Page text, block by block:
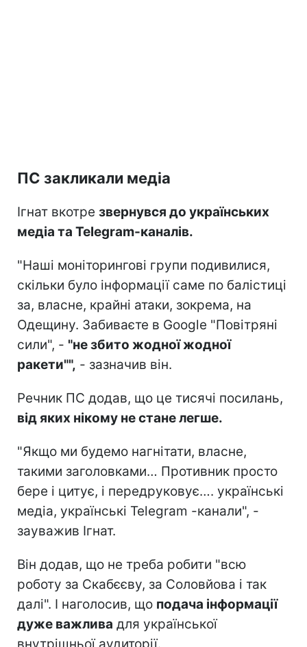
ПС закликали медіа
Ігнат вкотре звернувся до українських
медіа та Telegram-каналів.
"Наші моніторингові групи подивилися,
скільки було інформації саме по балістиці
за, власне, крайні атаки, зокрема, на
Одещину. Забиваєте в Google "Повітряні
сили", - "не збито жодної жодної
ракети"", - зазначив він.
Речник ПС додав, що це тисячі посилань,
від яких нікому не стане легше.
"Якщо ми будемо нагнітати, власне,
такими заголовками… Противник просто
бере і цитує, і передруковує…. українські
медіа, українські Telegram -канали", -
зауважив Ігнат.
Він додав, що не треба робити "всю
роботу за Скабєєву, за Соловйова і так
далі". І наголосив, що подача інформації
дуже важлива для української
внутрішньої аудиторії.